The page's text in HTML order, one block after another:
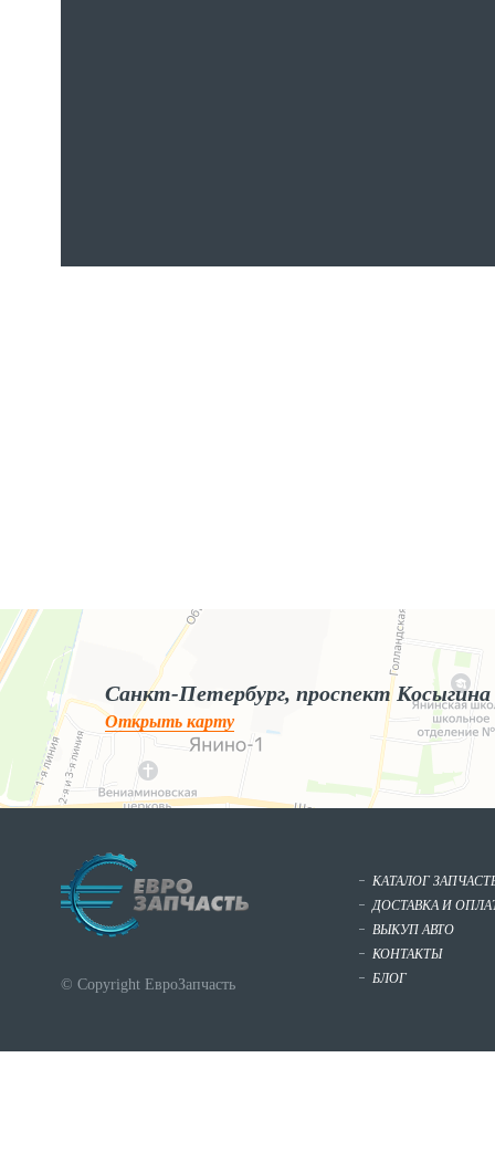
Яндекс.Карты
Яндекс.Карты — поиск мест и адресов, городской транспорт
Санкт-Петербург, проспект Косыгина
Открыть карту
© Copyright ЕвроЗапчасть
КАТАЛОГ
ДОСТАВКА И
ВЫКУП АВТО
КОНТАКТЫ
БЛОГ